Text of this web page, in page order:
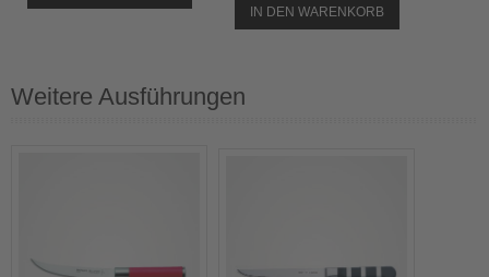
IN DEN WARENKORB
Weitere Ausführungen